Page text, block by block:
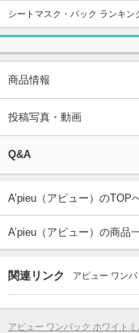
シートマスク・パック ランキン
商品情報
投稿写真・動画
Q&A
A’pieu（アピュー）のTOP
A’pieu（アピュー）の商品
関連リンク アピュー ワン
アピュー ワンパック ホワイトミ